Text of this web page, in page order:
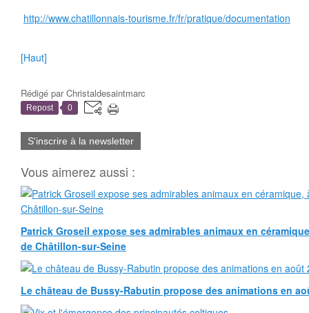
http://www.chatillonnais-tourisme.fr/fr/pratique/documentation
[Haut]
Rédigé parChristaldesaintmarc
Repost 0
S'inscrire à la newsletter
Vous aimerez aussi :
Patrick Groseil expose ses admirables animaux en
de Châtillon-sur-Seine
Le château de Bussy-Rabutin propose des animations en